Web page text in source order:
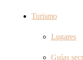
Turismo
Lugares
Guías